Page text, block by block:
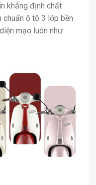
khẳng định chất
chuẩn ô tô 3 lớp bền
mạo luôn như